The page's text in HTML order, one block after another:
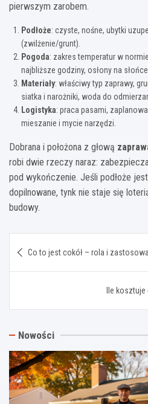
pierwszym zarobem.
Podłoże: czyste, nośne, ubytki
(zwilżenie/grunt).
Pogoda: zakres temperatur w
najbliższe godziny, osłony na
Materiały: właściwy typ zaprawy,
siatka i narożniki, woda do
Logistyka: praca pasami,
mieszanie i mycie narzędzi.
Dobrana i położona z głową
robi dwie rzeczy naraz:
pod wykończenie. Jeśli podłoże
dopilnowane, tynk nie staje się
budowy.
wpisu
Co to jest cokół – rola i
Ile
Nowości